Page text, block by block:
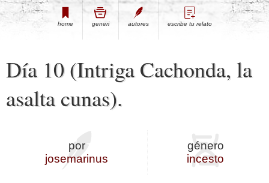
home generi autores escribe tu relato
Día 10 (Intriga Cachonda, la
asalta cunas).
por
josemarinus
género
incesto